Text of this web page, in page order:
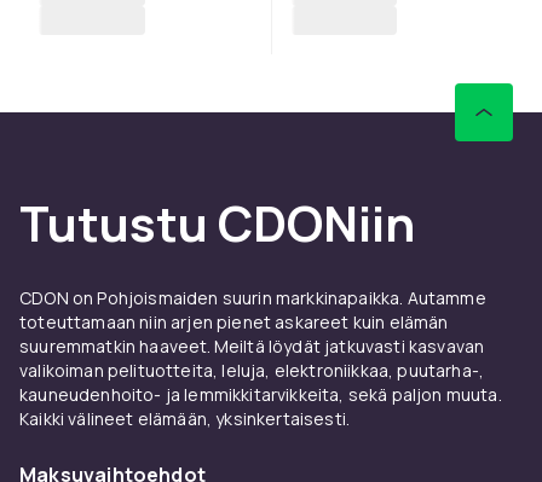
Tutustu CDONiin
CDON on Pohjoismaiden suurin markkinapaikka. Autamme
toteuttamaan niin arjen pienet askareet kuin elämän
suuremmatkin haaveet. Meiltä löydät jatkuvasti kasvavan
valikoiman pelituotteita, leluja, elektroniikkaa, puutarha-,
kauneudenhoito- ja lemmikkitarvikkeita, sekä paljon muuta.
Kaikki välineet elämään, yksinkertaisesti.
Maksuvaihtoehdot